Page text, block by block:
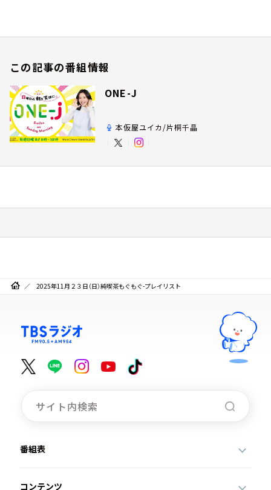
この記事の番組情報
ONE-J
本仮屋ユイカ/片桐千晶
2025年11月２３日（日）純喫茶もぐもぐ-プレイリスト
番組表
コンテンツ